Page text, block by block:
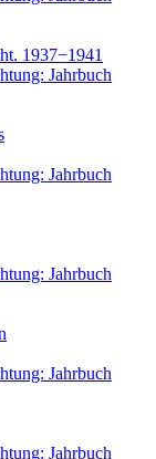
1937−1941
Jahrbuch
Jahrbuch
Jahrbuch
Jahrbuch
Jahrbuch